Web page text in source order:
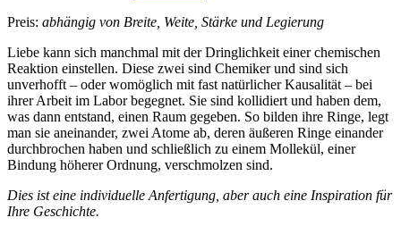
Preis: abhängig von Breite, Weite, Stärke und Legierung
Liebe kann sich manchmal mit der Dringlichkeit einer chemischen
Reaktion einstellen. Diese zwei sind Chemiker und sind sich
unverhofft – oder womöglich mit fast natürlicher Kausalität – bei
ihrer Arbeit im Labor begegnet. Sie sind kollidiert und haben dem,
was dann entstand, einen Raum gegeben. So bilden ihre Ringe, legt
man sie aneinander, zwei Atome ab, deren äußeren Ringe einander
durchbrochen haben und schließlich zu einem Mollekül, einer
Bindung höherer Ordnung, verschmolzen sind.
Dies ist eine individuelle Anfertigung, aber auch eine Inspiration für
Ihre Geschichte.